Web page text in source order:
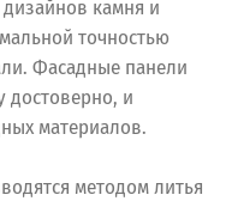
камня и
точностью
Фасадные панели
достоверно, и
материалов.
методом литья